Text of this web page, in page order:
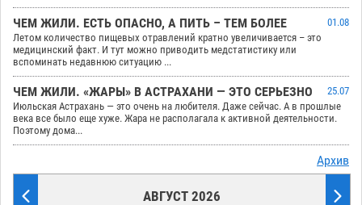
ЧЕМ ЖИЛИ. ЕСТЬ ОПАСНО, А ПИТЬ – ТЕМ БОЛЕЕ
01.08
Летом количество пищевых отравлений кратно увеличивается – это
медицинский факт. И тут можно приводить медстатистику или
вспоминать недавнюю ситуацию ...
ЧЕМ ЖИЛИ. «ЖАРЫ» В АСТРАХАНИ — ЭТО СЕРЬЕЗНО
25.07
Июльская Астрахань — это очень на любителя. Даже сейчас. А в прошлые
века все было еще хуже. Жара не располагала к активной деятельности.
Поэтому дома...
Архив
АВГУСТ 2026